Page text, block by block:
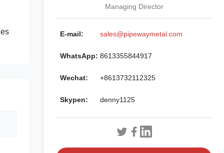
Managing Director
E-mail: sales@pipewaymetal.com
WhatsApp: 8613355844917
Wechat: +8613732112325
Skypen: denny1125